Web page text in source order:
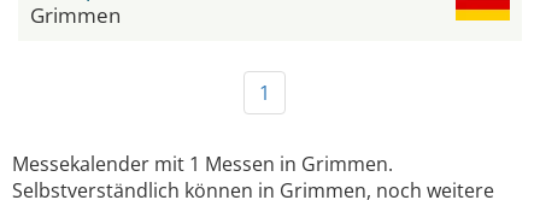
Grimmen
1
Messekalender mit 1 Messen in Grimmen.
Selbstverständlich können in Grimmen, noch weitere